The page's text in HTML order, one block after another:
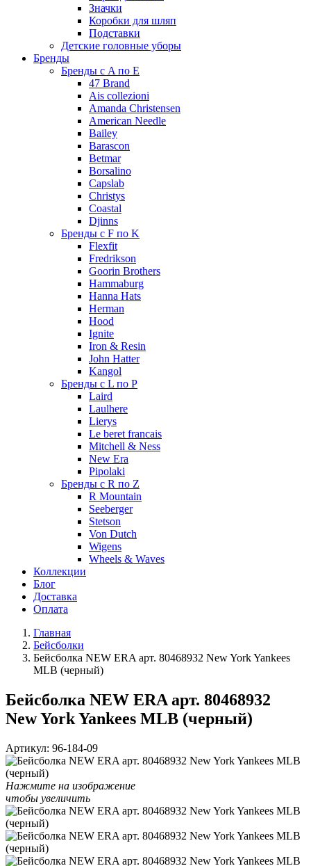
Значки
Коробки для шляп
Подставки
Детские головные уборы
Бренды
Бренды с A по E
47 Brand
Ais collezioni
Amanda Christensen
American Needle
Bailey
Barascon
Betmar
Borsalino
Capslab
Christys
Coastal
Djinns
Бренды с F по K
Flexfit
Fredrikson
Goorin Brothers
Hammaburg
Hanna Hats
Herman
Hood
Ignite
Iron & Resin
John Hatter
Kangol
Бренды с L по P
Laird
Laulhere
Lierys
Le beret francais
Mitchell & Ness
New Era
Pipolaki
Бренды с R по Z
R Mountain
Seeberger
Stetson
Von Dutch
Wigens
Wheels & Waves
Коллекции
Блог
Доставка
Оплата
Главная
Бейсболки
Бейсболка NEW ERA арт. 80468932 New York Yankees
MLB (черный)
Бейсболка NEW ERA арт. 80468932
New York Yankees MLB (черный)
Артикул: 96-184-09
Нажмите на изображение
чтобы увеличить